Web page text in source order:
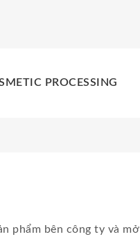
PROCESSING
phẩm bên công ty và mở